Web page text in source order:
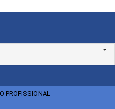
PROFISSIONAL